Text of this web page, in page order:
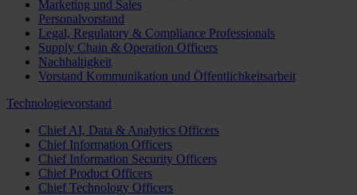
Marketing und Sales
Personalvorstand
Legal, Regulatory & Compliance Professionals
Supply Chain & Operation Officers
Nachhaltigkeit
Vorstand Kommunikation und Öffentlichkeitsarbeit
Technologievorstand
Chief AI, Data & Analytics Officers
Chief Information Officers
Chief Information Security Officers
Chief Product Officers
Chief Technology Officers